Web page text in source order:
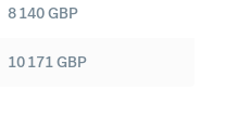
8 140GBP
10 171GBP